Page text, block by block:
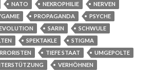
NATO NEKROPHILIE
NERVEN
PROPAGANDA
PSYCHE
SARIN
SCHWULE
SPEKTAKLE
STIGMA
TIEFE STAAT
UMGEPOLTE
VERHÖHNEN